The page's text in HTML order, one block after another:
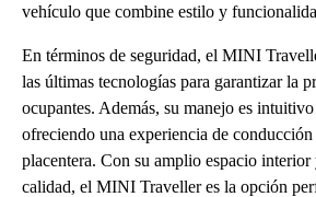
vehículo que combine estilo y
En términos de seguridad, el MINI
las últimas tecnologías para garantizar la
ocupantes. Además, su manejo es
ofreciendo una experiencia de
placentera. Con su amplio espacio interior
calidad, el MINI Traveller es la opción